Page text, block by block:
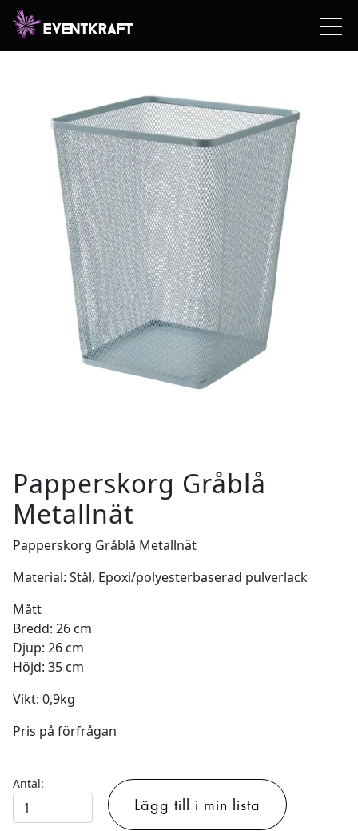
Hem
Inredning/Möbler/ Papperskorg Gråblå Metallnät
Papperskorg Gråblå
Metallnät
Papperskorg Gråblå Metallnät
Material: Stål, Epoxi/polyesterbaserad pulverlack
Mått
Bredd: 26 cm
Djup: 26 cm
Höjd: 35 cm
Vikt: 0,9kg
Pris på förfrågan
Antal:
Papperskorg
Gråblå
Lägg till i min lista